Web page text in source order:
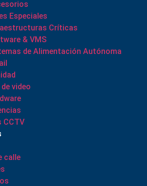
Especiales
Críticas
& VMS
de Alimentación Autónoma
video
CCTV
calle